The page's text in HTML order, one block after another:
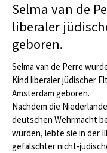
Selma van de
liberaler
geboren.
Selma van de Perre
Kind liberaler jüdischer
Amsterdam geboren.
Nachdem die
deutschen Wehrmacht
wurden, lebte sie in der
gefälschter nicht-